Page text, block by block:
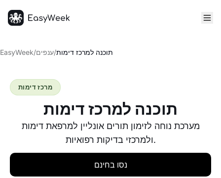
EasyWeek/ענפים/תוכנה למרכז דימות
תוכנה למרכז דימות
מערכת נוחה לזימון תורים אונליין למרפאת דימות
ולמרכזי בדיקות רפואיות.
מרכז דימות
נסו בחינם